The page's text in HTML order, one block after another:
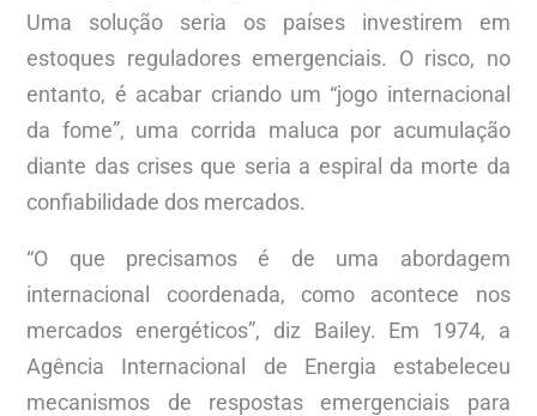
Uma solução seria os países investirem em
estoques reguladores emergenciais. O risco, no
entanto, é acabar criando um “jogo internacional
da fome”, uma corrida maluca por acumulação
diante das crises que seria a espiral da morte da
confiabilidade dos mercados.
“O que precisamos é de uma abordagem
internacional coordenada, como acontece nos
mercados energéticos”, diz Bailey. Em 1974, a
Agência Internacional de Energia estabeleceu
mecanismos de respostas emergenciais para